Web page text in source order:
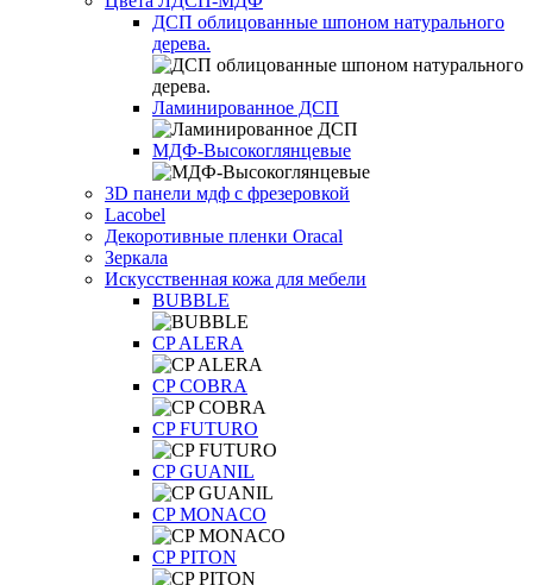
ДСП облицованные шпоном натурального
дерева.
Ламинированное ДСП
МДФ-Высокоглянцевые
3D панели мдф с фрезеровкой
Lacobel
Декоротивные пленки Oracal
Зеркала
Искусственная кожа для мебели
BUBBLE
CP ALERA
CP COBRA
CP FUTURO
CP GUANIL
CP MONACO
CP PITON